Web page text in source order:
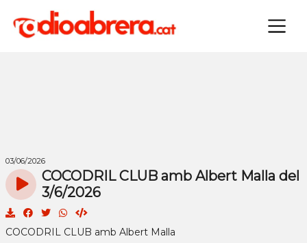
×
03/06/2026
COCODRIL CLUB amb Albert Malla del
3/6/2026
COCODRIL CLUB amb Albert Malla